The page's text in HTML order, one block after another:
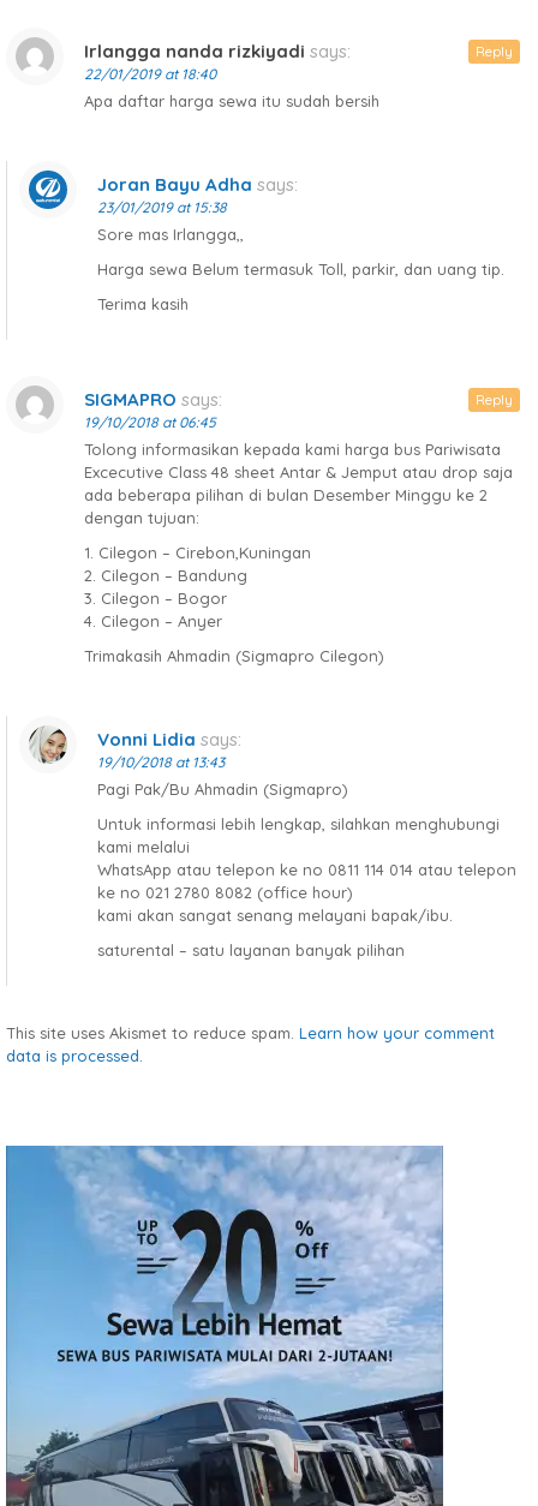
Irlangga nanda rizkiyadi says:
22/01/2019 at 18:40
Apa daftar harga sewa itu sudah bersih
Reply
Joran Bayu Adha says:
23/01/2019 at 15:38
Sore mas Irlangga,,
Harga sewa Belum termasuk Toll, parkir, dan uang tip.
Terima kasih
SIGMAPRO says:
19/10/2018 at 06:45
Tolong informasikan kepada kami harga bus Pariwisata
Excecutive Class 48 sheet Antar & Jemput atau drop saja
ada beberapa pilihan di bulan Desember Minggu ke 2
dengan tujuan:
1. Cilegon – Cirebon,Kuningan
2. Cilegon – Bandung
3. Cilegon – Bogor
4. Cilegon – Anyer
Trimakasih Ahmadin (Sigmapro Cilegon)
Reply
Vonni Lidia says:
19/10/2018 at 13:43
Pagi Pak/Bu Ahmadin (Sigmapro)
Untuk informasi lebih lengkap, silahkan menghubungi
kami melalui
WhatsApp atau telepon ke no 0811 114 014 atau telepon
ke no 021 2780 8082 (office hour)
kami akan sangat senang melayani bapak/ibu.
saturental – satu layanan banyak pilihan
This site uses Akismet to reduce spam. Learn how your comment
data is processed.